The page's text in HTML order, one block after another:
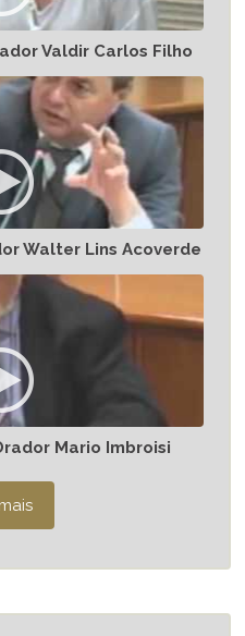
Valdir Carlos Filho
Walter Lins Acoverde
Mario Imbroisi